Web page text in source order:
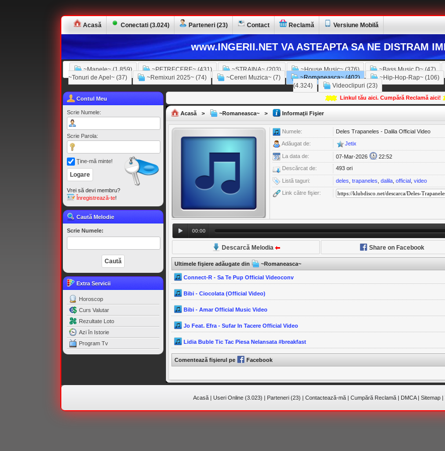
Acasă Conectati (3.024) Parteneri (23) Contact Reclamă Versiune Mobilă
www.INGERII.NET VA ASTEAPTA SA NE DISTRAM
~Manele~ (1.859) ~PETRECERE~ (431) ~STRAINA~ (203) ~House Music~ (376) ~Bass Music D~ (47)
~Tonuri de Apel~ (37)
~Remixuri 2025~ (74) ~Cereri Muzica~ (7) ~Romaneasca~ (402) ~Hip-Hop-Rap~ (106)
(4.324)
Videoclipuri (23)
Contul Meu
Scrie Numele:
Scrie Parola:
Ţine-mă minte!
Vrei să devi membru?
Înregistrează-te!
Caută Melodie
Scrie Numele:
Extra Servicii
Horoscop
Curs Valutar
Rezultate Loto
Azi în Istorie
Program Tv
Linkul tău aici. Cumpără Reclamă aici!
Acasă > ~Romaneasca~ > Informaţii Fişier
Numele: Deles Trapaneles - Dalila Official Video
Adăugat de: Jetix
La data de: 07-Mar-2026
22:52
Descărcat de:
493 ori
Listă taguri: deles trapaneles dalila official video
Link către fişier:
00:00
Descarcă Melodia Share on Facebook
Ultimele fişiere adăugate din ~Romaneasca~
Connect-R - Sa Te Pup Official Videoconv
Bibi - Ciocolata (Official Video)
Bibi - Amar Official Music Video
Jo Feat. Efra - Sufar In Tacere Official Video
Lidia Buble Tic Tac Piesa Nelansata #breakfast
Comentează fişierul pe Facebook
Acasă| Useri Online (3.023) | Parteneri (23) | Contactează-mă| Cumpără Reclamă| DMCA| Sitemap|